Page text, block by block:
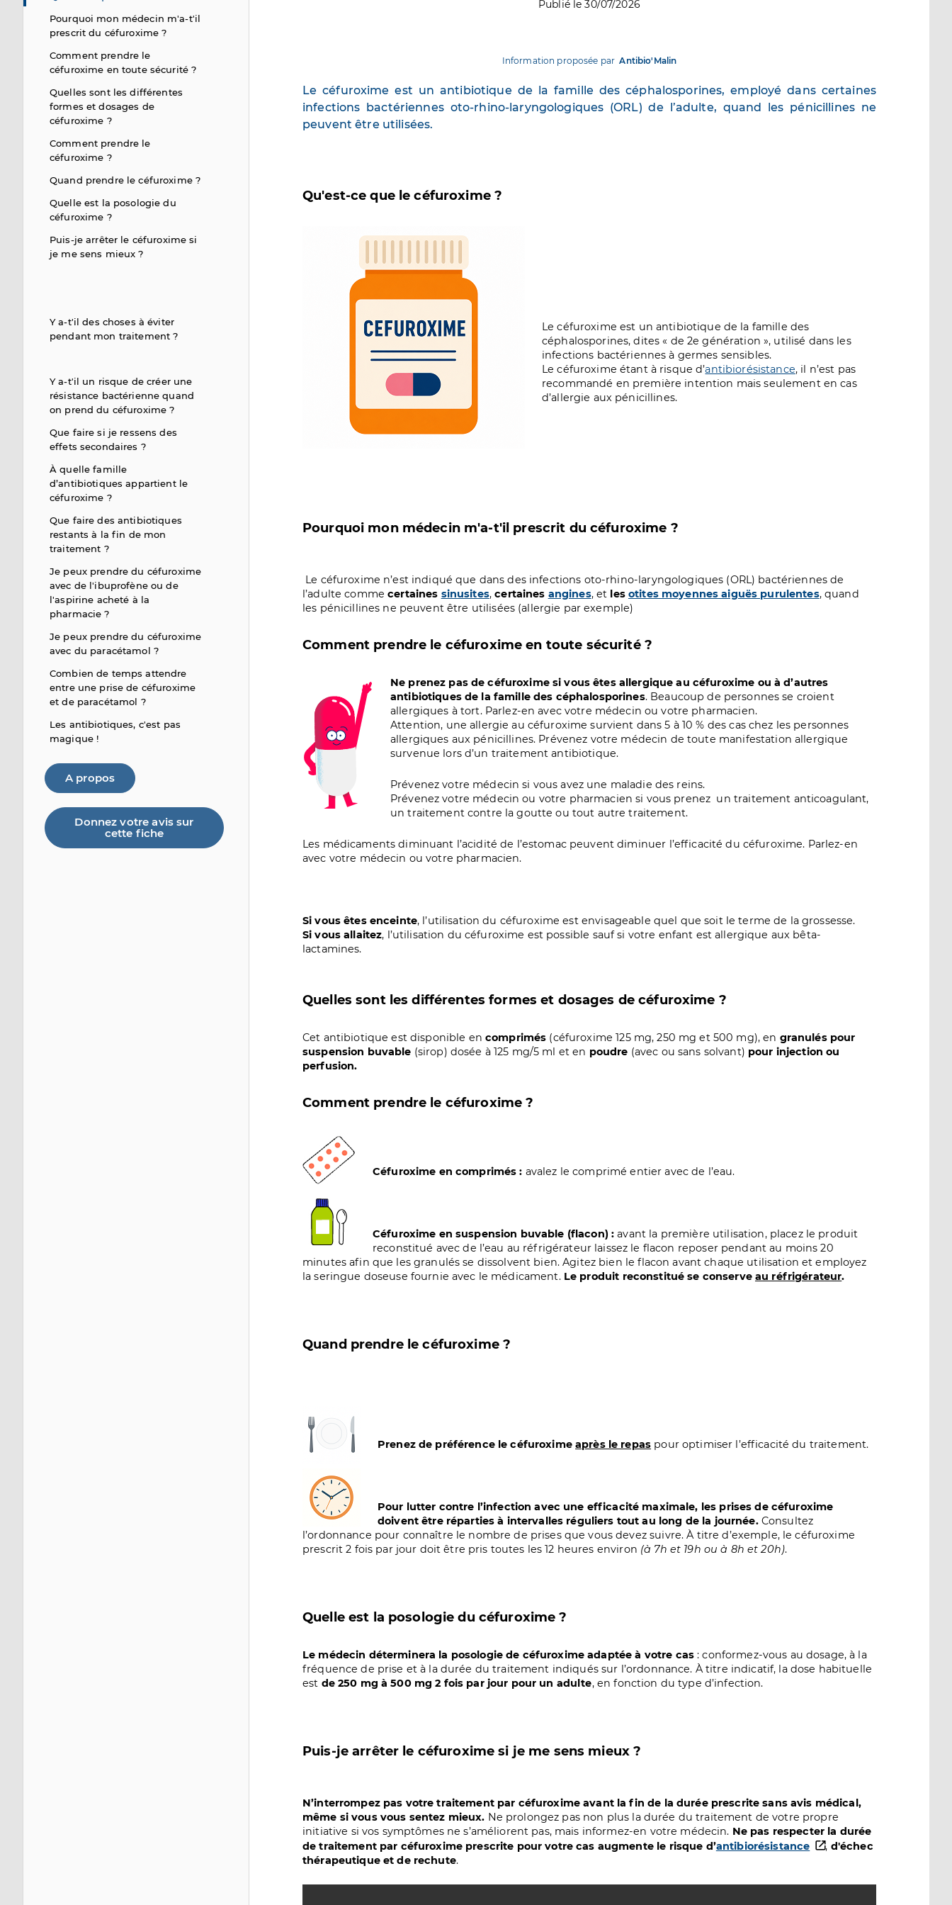
Pourquoi mon médecin m'a-t'il
prescrit du céfuroxime ?
Comment prendre le
céfuroxime en toute sécurité ?
Quelles sont les différentes
formes et dosages de
céfuroxime ?
Comment prendre le
céfuroxime ?
Quand prendre le céfuroxime ?
Quelle est la posologie du
céfuroxime ?
Puis-je arrêter le céfuroxime si
je me sens mieux ?
Y a-t'il des choses à éviter
pendant mon traitement ?
Y a-t'il un risque de créer une
résistance bactérienne quand
on prend du céfuroxime ?
Que faire si je ressens des
effets secondaires ?
À quelle famille
d’antibiotiques appartient le
céfuroxime ?
Que faire des antibiotiques
restants à la fin de mon
traitement ?
Je peux prendre du céfuroxime
avec de l'ibuprofène ou de
l'aspirine acheté à la
pharmacie ?
Je peux prendre du céfuroxime
avec du paracétamol ?
Combien de temps attendre
entre une prise de céfuroxime
et de paracétamol ?
Les antibiotiques, c'est pas
magique !
A propos
Donnez votre avis sur
cette fiche
Publié le 30/07/2026
Information proposée par Antibio'Malin
Le céfuroxime est un antibiotique de la famille des céphalosporines, employé dans certaines
infections bactériennes oto-rhino-laryngologiques (ORL) de l’adulte, quand les pénicillines ne
peuvent être utilisées.
Qu'est-ce que le céfuroxime ?
Le céfuroxime est un antibiotique de la famille des
céphalosporines, dites « de 2e génération », utilisé dans les
infections bactériennes à germes sensibles.
Le céfuroxime étant à risque d’antibiorésistance, il n’est pas
recommandé en première intention mais seulement en cas
d’allergie aux pénicillines.
Pourquoi mon médecin m'a-t'il prescrit du céfuroxime ?
Le céfuroxime n’est indiqué que dans des infections oto-rhino-laryngologiques (ORL) bactériennes de
l’adulte comme certaines sinusites, certaines angines, et les otites moyennes aiguës purulentes, quand
les pénicillines ne peuvent être utilisées (allergie par exemple)
Comment prendre le céfuroxime en toute sécurité ?
Ne prenez pas de céfuroxime si vous êtes allergique au céfuroxime ou à d’autres
antibiotiques de la famille des céphalosporines. Beaucoup de personnes se croient
allergiques à tort. Parlez-en avec votre médecin ou votre pharmacien.
Attention, une allergie au céfuroxime survient dans 5 à 10 % des cas chez les personnes
allergiques aux pénicillines. Prévenez votre médecin de toute manifestation allergique
survenue lors d’un traitement antibiotique.
Prévenez votre médecin si vous avez une maladie des reins.
Prévenez votre médecin ou votre pharmacien si vous prenez un traitement anticoagulant,
un traitement contre la goutte ou tout autre traitement.
Les médicaments diminuant l’acidité de l’estomac peuvent diminuer l’efficacité du céfuroxime. Parlez-en
avec votre médecin ou votre pharmacien.
Si vous êtes enceinte, l’utilisation du céfuroxime est envisageable quel que soit le terme de la grossesse.
Si vous allaitez, l’utilisation du céfuroxime est possible sauf si votre enfant est allergique aux bêta-
lactamines.
Quelles sont les différentes formes et dosages de céfuroxime ?
Cet antibiotique est disponible encomprimés (céfuroxime 125 mg, 250 mg et 500 mg), en granulés pour
suspension buvable (sirop) dosée à 125 mg/5 ml et en poudre (avec ou sans solvant) pour injection ou
perfusion.
Comment prendre le céfuroxime ?
Image
Céfuroxime en comprimés : avalez le comprimé entier avec de l’eau.
Image
Céfuroxime en suspension buvable (flacon) : avant la première utilisation, placez le produit
reconstitué avec de l’eau au réfrigérateur laissez le flacon reposer pendant au moins 20
minutes afin que les granulés se dissolvent bien. Agitez bien le flacon avant chaque utilisation et employez
la seringue doseuse fournie avec le médicament. Le produit reconstitué se conserve au réfrigérateur.
Quand prendre le céfuroxime ?
Prenez de préférence le céfuroximeaprès le repas pour optimiser l’efficacité du traitement.
Image
Pour lutter contre l’infection avec une efficacité maximale, les prises de céfuroxime
doivent être réparties à intervalles réguliers tout au long de la journée. Consultez
l’ordonnance pour connaître le nombre de prises que vous devez suivre. À titre d’exemple, le céfuroxime
prescrit 2 fois par jour doit être pris toutes les 12 heures environ (à 7h et 19h ou à 8h et 20h).
Quelle est la posologie du céfuroxime ?
Le médecin déterminera la posologie de céfuroxime adaptée à votre cas: conformez-vous au dosage, à la
fréquence de prise et à la durée du traitement indiqués sur l’ordonnance. À titre indicatif, la dose habituelle
est de 250 mg à 500 mg 2 fois par jour pour un adulte, en fonction du type d’infection.
Puis-je arrêter le céfuroxime si je me sens mieux ?
N’interrompez pas votre traitement par céfuroxime avant la fin de la durée prescrite sans avis médical,
même si vous vous sentez mieux. Ne prolongez pas non plus la durée du traitement de votre propre
initiative si vos symptômes ne s’améliorent pas, mais informez-en votre médecin. Ne pas respecter la durée
de traitement par céfuroxime prescrite pour votre cas augmente le risque d’antibiorésistance , d'échec
thérapeutique et de rechute.